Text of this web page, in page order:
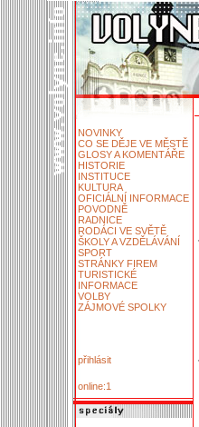
NOVINKY
CO SE DĚJE VE MĚSTĚ
GLOSY A KOMENTÁŘE
HISTORIE
INSTITUCE
KULTURA
OFICIÁLNÍ INFORMACE
POVODNĚ
RADNICE
RODÁCI VE SVĚTĚ
ŠKOLY A VZDĚLÁVÁNÍ
SPORT
STRÁNKY FIREM
TURISTICKÉ
INFORMACE
VOLBY
ZÁJMOVÉ SPOLKY
přihlásit
online:1